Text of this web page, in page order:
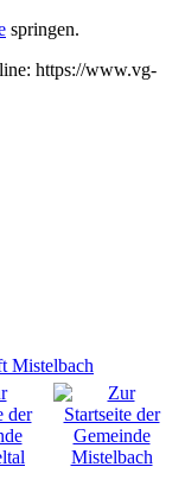
springen.
https://www.vg-